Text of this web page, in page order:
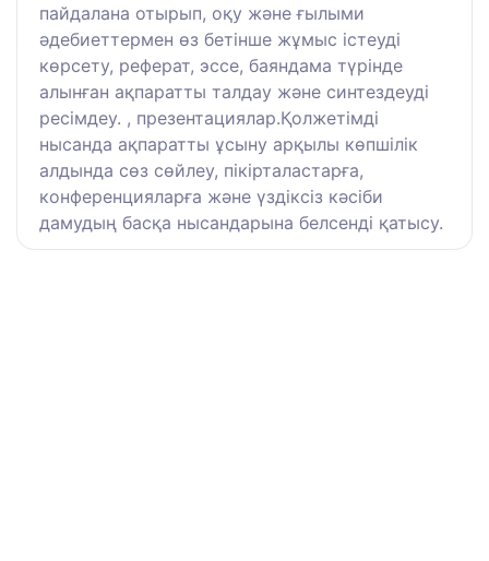
пайдалана отырып, оқу және ғылыми
әдебиеттермен өз бетінше жұмыс істеуді
көрсету, реферат, эссе, баяндама түрінде
алынған ақпаратты талдау және синтездеуді
ресімдеу. , презентациялар.Қолжетімді
нысанда ақпаратты ұсыну арқылы көпшілік
алдында сөз сөйлеу, пікірталастарға,
конференцияларға және үздіксіз кәсіби
дамудың басқа нысандарына белсенді қатысу.